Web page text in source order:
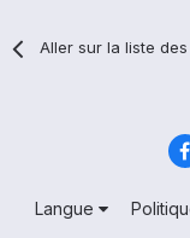
Aller sur la liste
Langue